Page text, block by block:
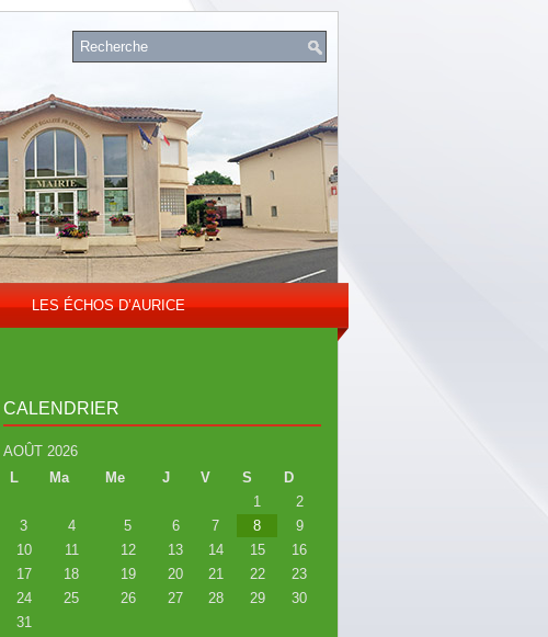
LES ÉCHOS D’AURICE
CALENDRIER
AOÛT 2026
L
Ma Me J V S D
1
2
3
4 5 6 7 8
9
10
11 12 13 14 15
16
17
18 19 20 21 22
23
24
25 26 27 28 29
30
31